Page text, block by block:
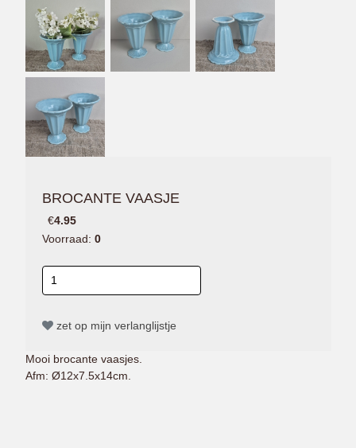
BROCANTE VAASJE
€4.95
Voorraad: 0
zet op mijn verlanglijstje
Mooi brocante vaasjes.
Afm: Ø12x7.5x14cm.